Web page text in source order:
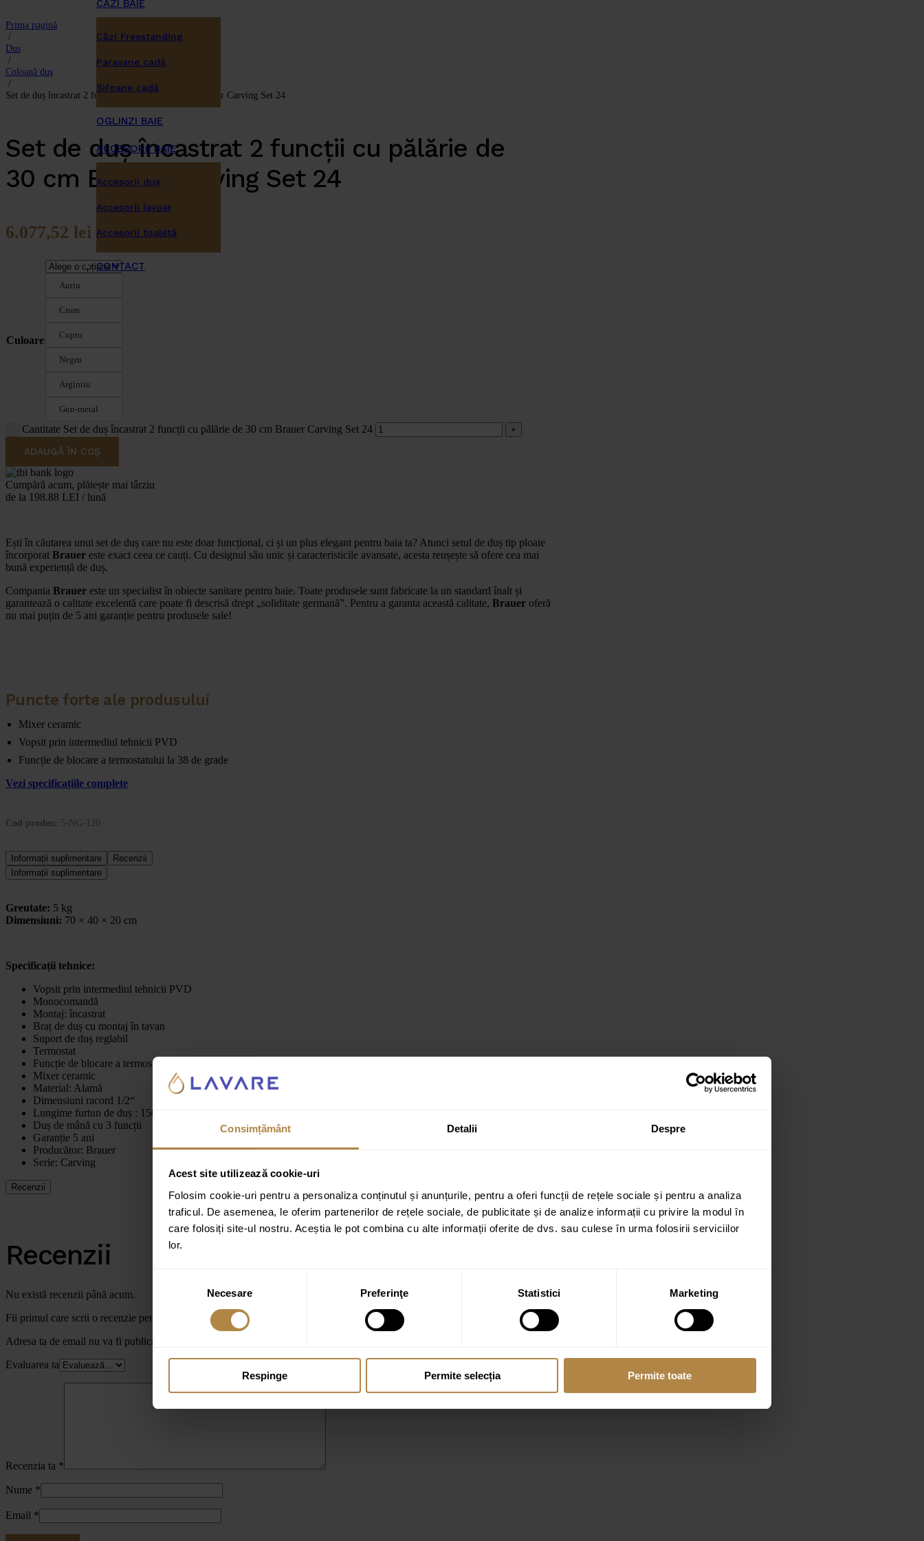
Consimțământ Detalii Despre
Acest site utilizează cookie-uri
Folosim cookie-uri pentru a personaliza conținutul și anunțurile, pentru a oferi funcții de rețele sociale și pentru a analiza
traficul. De asemenea, le oferim partenerilor de rețele sociale, de publicitate și de analize informații cu privire la modul în
care folosiți site-ul nostru. Aceștia le pot combina cu alte informații oferite de dvs. sau culese în urma folosirii serviciilor
lor.
consimțământului
Necesare Preferinţe Statistici Marketing
Respinge Permite selecția Permite toate
CĂZI BAIE
Căzi Freestanding
Paravane cadă
Sifoane cadă
OGLINZI BAIE
ACCESORII BAIE
Accesorii duş
Accesorii lavoar
Accesorii toaletă
CONTACT
Prima pagină
/
Dus
/
Coloană duş
/
Set de duș încastrat 2 funcții cu pălărie de 30 cm Brauer Carving Set 24
Set de duș încastrat 2 funcții cu pălărie de
30 cm Brauer Carving Set 24
6.077,52 lei –8.591,00
Culoare
Auriu
Crom
Cupru
Negru
Argintiu
Gun-metal
Cantitate Set de duș încastrat 2 funcții cu pălărie de 30 cm Brauer Carving Set 24
ADAUGĂ ÎN COȘ
Cumpără acum, plătește mai târziu
de la 198.88 LEI / lună
Ești în căutarea unui set de duș care nu este doar funcțional, ci și un plus elegant pentru baia ta? Atunci setul de duș tip ploaie
încorporat Brauer este exact ceea ce cauți. Cu designul său unic și caracteristicile avansate, acesta reușește să ofere cea mai
bună experiență de duș.
Compania Brauer este un specialist în obiecte sanitare pentru baie. Toate produsele sunt fabricate la un standard înalt și
garantează o calitate excelentă care poate fi descrisă drept „soliditate germană”. Pentru a garanta această calitate, Brauer oferă
nu mai puțin de 5 ani garanție pentru produsele sale!
Puncte forte ale produsului
Mixer ceramic
Vopsit prin intermediul tehnicii PVD
Funcție de blocare a termostatului la 38 de grade
Vezi specificațiile complete
Cod produs: 5-NG-120
Informații suplimentare
Recenzii
Informații suplimentare
Greutate: 5 kg
Dimensiuni: 70 × 40 × 20 cm
Specificații tehnice:
Vopsit prin intermediul tehnicii PVD
Monocomandă
Montaj: încastrat
Braț de duș cu montaj în tavan
Suport de duș reglabil
Termostat
Funcție de blocare a termostatului la 38 de grade
Mixer ceramic
Material: Alamă
Dimensiuni racord 1/2“
Lungime furtun de duș : 150 cm
Duș de mână cu 3 funcții
Garanție 5 ani
Producător: Brauer
Serie: Carving
Recenzii
Recenzii
Nu există recenzii până acum.
Fii primul care scrii o recenzie pentru „Set de duș încastrat 2 funcții cu pălărie de 30 cm Brauer Carving Set 24”
Adresa ta de email nu va fi publicată.
Evaluarea ta
Recenzia ta *
Nume *
Email *